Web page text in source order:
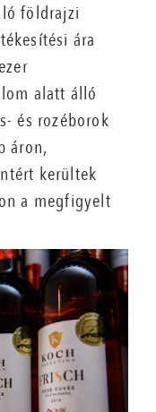
földrajzi
ára
alatt álló
és rozéborok
áron,
kerültek
a megfigyelt